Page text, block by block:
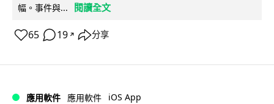
幅。事件與...
閱讀全文
65 19 ↗ 分享
應用軟件 應用軟件 iOS App